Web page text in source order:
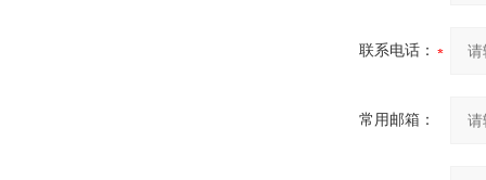
联系电话：
常用邮箱：